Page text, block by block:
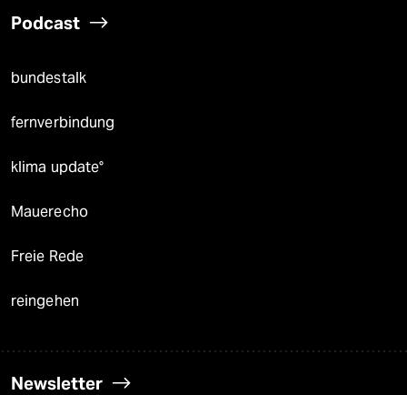
Podcast
bundestalk
fernverbindung
klima update°
Mauerecho
Freie Rede
reingehen
Newsletter